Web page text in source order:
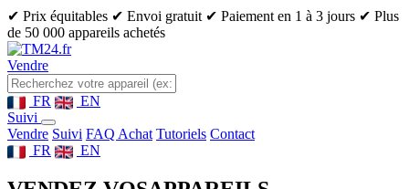
✔ Prix équitables ✔ Envoi gratuit ✔ Paiement en 1 à 3 jours ✔ Plus
de 50 000 appareils achetés
Vendre
FR
EN
Suivi
Vendre Suivi FAQ Achat Tutoriels Contact
FR
EN